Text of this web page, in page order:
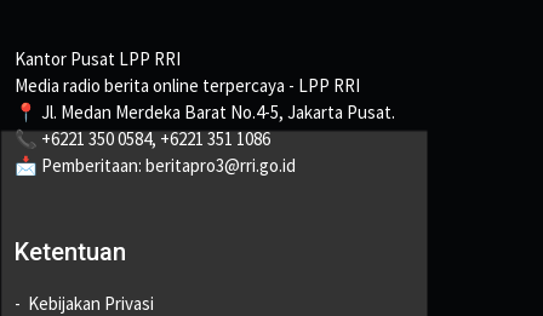
Kantor Pusat LPP RRI
Media radio berita online terpercaya - LPP RRI
📍 Jl. Medan Merdeka Barat No.4-5, Jakarta Pusat.
📞 +6221 350 0584, +6221 351 1086
📩 Pemberitaan: beritapro3@rri.go.id
Ketentuan
Kebijakan Privasi